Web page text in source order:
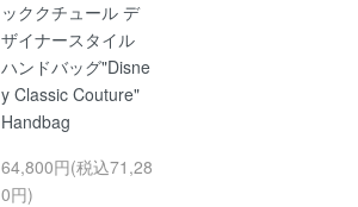
ッククチュール デ
ザイナースタイル
ハンドバッグ"Disne
y Classic Couture"
Handbag
64,800円(税込71,28
0円)